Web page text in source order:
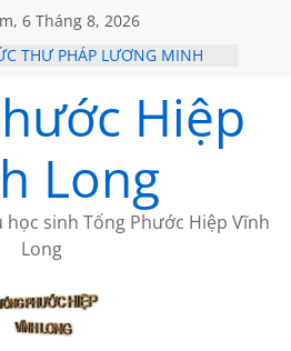
6 Tháng 8, 2026
THƯ PHÁP LƯƠNG MINH
SỬ HỒI XƯA
ĐỜI ĐI QUA NHỮNG TRANG
CỦA CHÂU LỆ DUNG
NGẮM NÚI
Hiệp
Long
sinh Tống Phước Hiệp Vĩnh
Long